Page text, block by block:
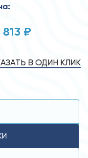
₽
В ОДИН КЛИК